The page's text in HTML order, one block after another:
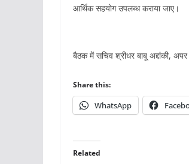
आर्थिक सहयोग उपलब्ध कराया जाए।
बैठक में सचिव श्रीधर बाबू अद्दांकी,
Share this:
WhatsApp
Related